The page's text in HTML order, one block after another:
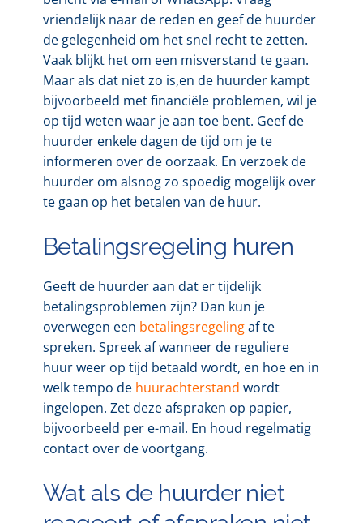
vriendelijk naar de reden en geef de huurder
de gelegenheid om het snel recht te zetten.
Vaak blijkt het om een misverstand te gaan.
Maar als dat niet zo is,en de huurder kampt
bijvoorbeeld met financiële problemen, wil je
op tijd weten waar je aan toe bent. Geef de
huurder enkele dagen de tijd om je te
informeren over de oorzaak. En verzoek de
huurder om alsnog zo spoedig mogelijk over
te gaan op het betalen van de huur.
Betalingsregeling huren
Geeft de huurder aan dat er tijdelijk
betalingsproblemen zijn? Dan kun je
overwegen een betalingsregelingaf te
spreken. Spreek af wanneer de reguliere
huur weer op tijd betaald wordt, en hoe en in
welk tempo de huurachterstand wordt
ingelopen. Zet deze afspraken op papier,
bijvoorbeeld per e-mail. En houd regelmatig
contact over de voortgang.
Wat als de huurder niet